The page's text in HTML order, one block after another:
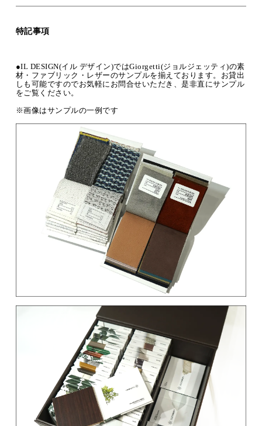
特記事項
●IL DESIGN(イル デザイン)ではGiorgetti(ジョルジェッティ)の素
材・ファブリック・レザーのサンプルを揃えております。お貸出
しも可能ですのでお気軽にお問合せいただき、是非直にサンプル
をご覧ください。
※画像はサンプルの一例です